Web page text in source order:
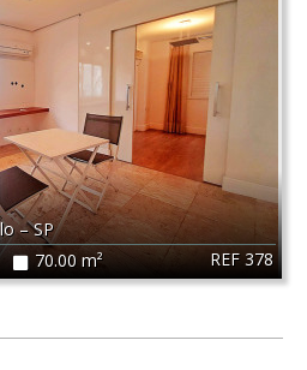
REF 378
–SP
70.00 m²